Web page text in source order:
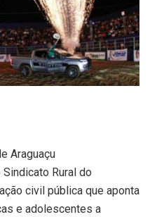
Araguaçu
Rural do
civil pública que aponta
e adolescentes a